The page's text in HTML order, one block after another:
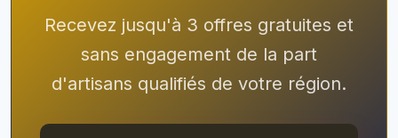
Recevez jusqu'à 3 offres gratuites et
sans engagement de la part
d'artisans qualifiés de votre région.